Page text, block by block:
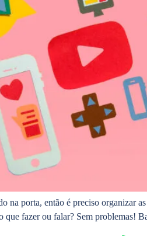
na porta, então é preciso organizar
que fazer ou falar? Sem problemas!